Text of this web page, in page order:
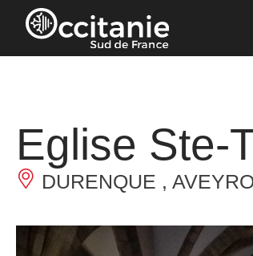
Panel de gestión de cookies
Eglise Ste-
DURENQUE ,